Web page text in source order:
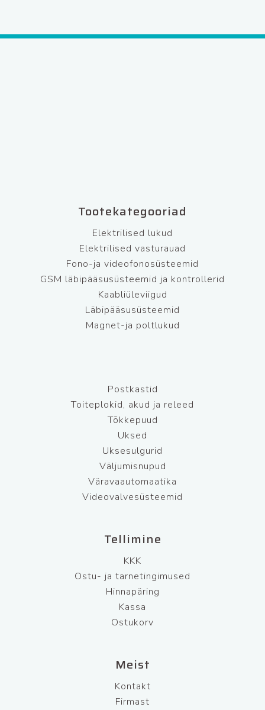
Tootekategooriad
Elektrilised lukud
Elektrilised vasturauad
Fono-ja videofonosüsteemid
GSM läbipääsusüsteemid ja kontrollerid
Kaabliüleviigud
Läbipääsusüsteemid
Magnet-ja poltlukud
Postkastid
Toiteplokid, akud ja releed
Tõkkepuud
Uksed
Uksesulgurid
Väljumisnupud
Väravaautomaatika
Videovalvesüsteemid
Tellimine
KKK
Ostu- ja tarnetingimused
Hinnapäring
Kassa
Ostukorv
Meist
Kontakt
Firmast